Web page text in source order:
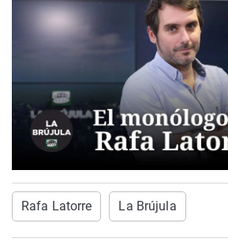
Rafa Latorre La Brújula